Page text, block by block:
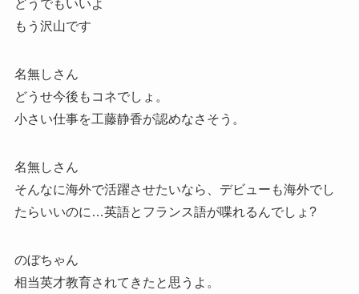
どうでもいいよ
もう沢山です
名無しさん
どうせ今後もコネでしょ。
小さい仕事を工藤静香が認めなさそう。
名無しさん
そんなに海外で活躍させたいなら、デビューも海外でし
たらいいのに…英語とフランス語が喋れるんでしょ?
のぼちゃん
相当英才教育されてきたと思うよ。